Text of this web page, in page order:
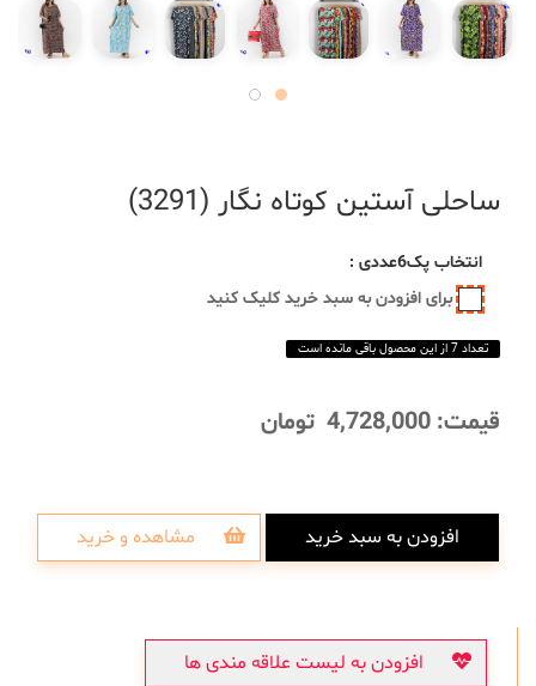
ساحلی آستین کوتاه نگار (3291)
انتخاب پک6عددی
:
برای افزودن به سبد خرید کلیک کنید
تعداد 7 از این محصول باقی مانده است
قیمت: 4,728,000 تومان
افزودن به سبد خرید مشاهده و خرید
افزودن به لیست علاقه مندی ها